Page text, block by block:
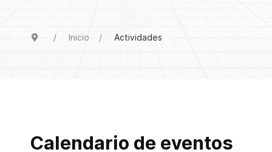
Inicio Actividades
Calendario de eventos